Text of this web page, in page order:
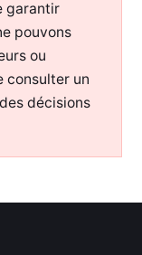
garantir
pouvons
ou
consulter un
décisions